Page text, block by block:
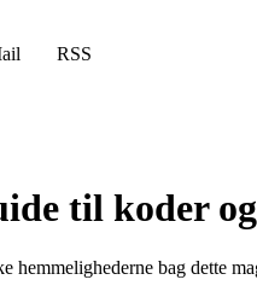
RSS
til koder
bag dette